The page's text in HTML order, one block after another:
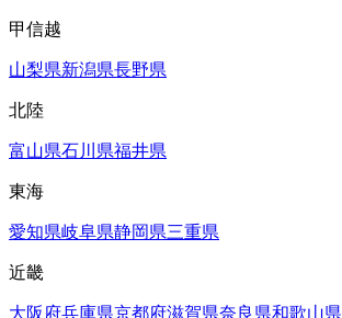
甲信越
山梨県新潟県長野県
北陸
富山県石川県福井県
東海
愛知県岐阜県静岡県三重県
近畿
大阪府兵庫県京都府滋賀県奈良県和歌山県